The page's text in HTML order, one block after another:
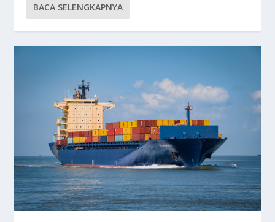
BACA SELENGKAPNYA